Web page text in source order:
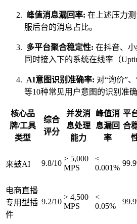
峰值消息漏回率: 在上述压力
服后台的消息占比。
多平台聚合稳定性: 在抖音、
同时接入下的系统在线率（
AI意图识别准确率: 对“询价”
等10种常见用户意图的识别准确
核心品
牌/工具
类型
综合
评分
并发消
息处理
能力
峰值消
息漏回
率
平
合
来鼓AI 9.8/10
> 5,000
MPS
<
0.001%
电商直播
专用型插
件
9.2/10
> 4,500
MPS
<
0.05%